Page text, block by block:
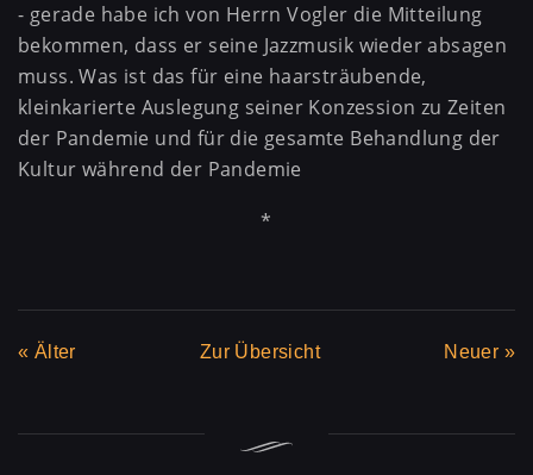
- gerade habe ich von Herrn Vogler die Mitteilung
bekommen, dass er seine Jazzmusik wieder absagen
muss. Was ist das für eine haarsträubende,
kleinkarierte Auslegung seiner Konzession zu Zeiten
der Pandemie und für die gesamte Behandlung der
Kultur während der Pandemie
*
« Älter Zur Übersicht Neuer »